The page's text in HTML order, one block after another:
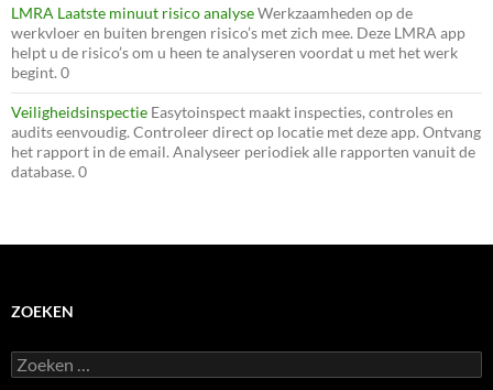
LMRA Laatste minuut risico analyseWerkzaamheden op de
werkvloer en buiten brengen risico’s met zich mee. Deze LMRA app
helpt u de risico’s om u heen te analyseren voordat u met het werk
begint. 0
Veiligheidsinspectie Easytoinspect maakt inspecties, controles en
audits eenvoudig. Controleer direct op locatie met deze app. Ontvang
het rapport in de email. Analyseer periodiek alle rapporten vanuit de
database. 0
ZOEKEN
Zoeken
naar: